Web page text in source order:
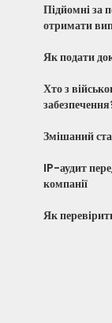
Підйомні за
отримати
Як подати
Хто з
Змішаний
IP-аудит
компанії
Як